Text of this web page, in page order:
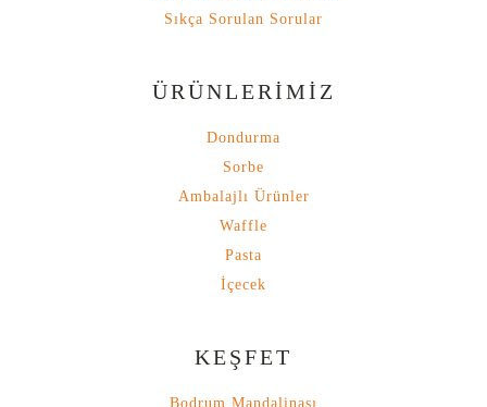
Sıkça Sorulan Sorular
ÜRÜNLERİMİZ
Dondurma
Sorbe
Ambalajlı Ürünler
Waffle
Pasta
İçecek
KEŞFET
Bodrum Mandalinası